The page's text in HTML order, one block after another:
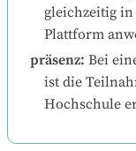
gleichzeitig
Plattform
präsenz: Bei
ist die
Hochschule